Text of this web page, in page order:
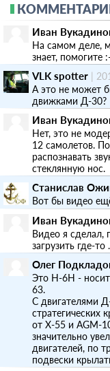
Иван
На самом деле,
знает, помогите
VLK spotter |
А это не может
движками Д-30?
Иван
Нет, это не
12 самолетов.
распознавать
стеклянную нос.
Станислав
Вот бы видео
Иван
Видео я сделал,
загрузить где-то
Олег
Это H-6H -
63.
С двигателями
стратегических
от Х-55 и AGM-
значительно
двигателей, по
подвески